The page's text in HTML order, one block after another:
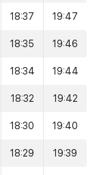
18:37 19:47
18:35 19:46
18:34 19:44
18:32 19:42
18:30 19:40
18:29 19:39